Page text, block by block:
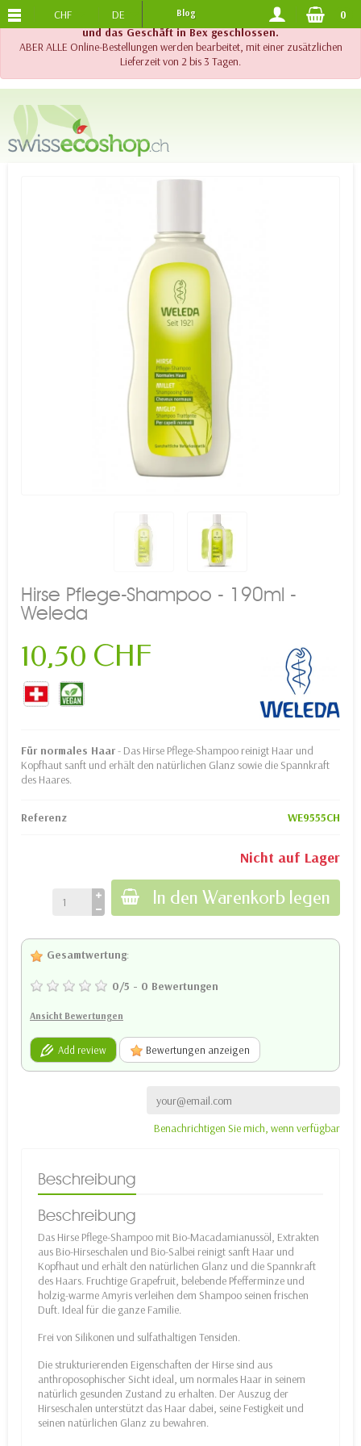
!! Wichtig !! Bis am 20. August 2026 sind der Telefonsupport
und das Geschäft in Bex geschlossen.
ABER ALLE Online-Bestellungen werden bearbeitet, mit einer zusätzlichen
Lieferzeit von 2 bis 3 Tagen.
KOSTENLOSER VERSAND AB 120.-
CHF DE Blog 0
Hirse Pflege-Shampoo - 190ml -
Weleda
10,50 CHF
Für normales Haar- Das Hirse Pflege-Shampoo reinigt Haar und
Kopfhaut sanft und erhält den natürlichen Glanz sowie die Spannkraft
des Haares.
Referenz WE9555CH
Nicht auf Lager
In den Warenkorb legen
Gesamtwertung:
0/5 - 0 Bewertungen
Ansicht Bewertungen
Add review Bewertungen anzeigen
Benachrichtigen Sie mich, wenn verfügbar
Beschreibung
Beschreibung
Das Hirse Pflege-Shampoo mit Bio-Macadamianussöl, Extrakten
aus Bio-Hirseschalen und Bio-Salbei reinigt sanft Haar und
Kopfhaut und erhält den natürlichen Glanz und die Spannkraft
des Haars. Fruchtige Grapefruit, belebende Pfefferminze und
holzig-warme Amyris verleihen dem Shampoo seinen frischen
Duft. Ideal für die ganze Familie.
Frei von Silikonen und sulfathaltigen Tensiden.
Die strukturierenden Eigenschaften der Hirse sind aus
anthroposophischer Sicht ideal, um normales Haar in seinem
natürlich gesunden Zustand zu erhalten. Der Auszug der
Hirseschalen unterstützt das Haar dabei, seine Festigkeit und
seinen natürlichen Glanz zu bewahren.